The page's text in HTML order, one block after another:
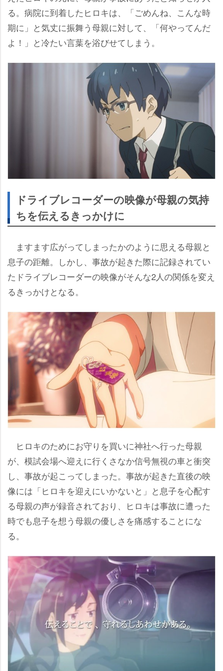
る。病院に到着したヒロキは、「ごめんね、こんな時
期に」と気丈に振舞う母親に対して、「何やってんだ
よ！」と冷たい言葉を浴びせてしまう。
ドライブレコーダーの映像が母親の気持
ちを伝えるきっかけに
ますます広がってしまったかのように思える母親と
息子の距離。しかし、事故が起きた際に記録されてい
たドライブレコーダーの映像がそんな2人の関係を変え
るきっかけとなる。
ヒロキのためにお守りを買いに神社へ行った母親
が、模試会場へ迎えに行くさなか信号無視の車と衝突
し、事故が起こってしまった。事故が起きた直後の映
像には「ヒロキを迎えにいかないと」と息子を心配す
る母親の声が録音されており、ヒロキは事故に遭った
時でも息子を想う母親の優しさを痛感することにな
る。